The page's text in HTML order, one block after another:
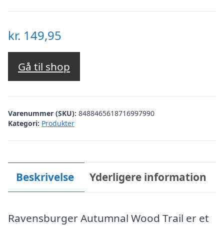
kr. 149,95
Gå til shop
Varenummer (SKU): 8488465618716997990
Kategori: Produkter
Beskrivelse Yderligere information
Ravensburger Autumnal Wood Trail er et